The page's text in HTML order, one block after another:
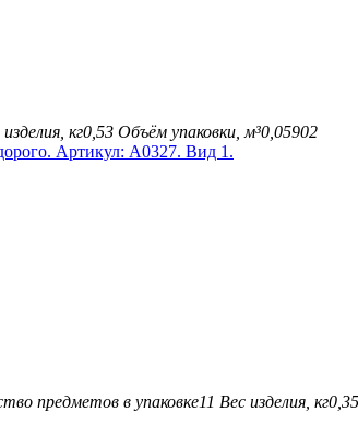
кг0,53 Объём упаковки, м³0,05902
предметов в упаковке11 Вес изделия, кг